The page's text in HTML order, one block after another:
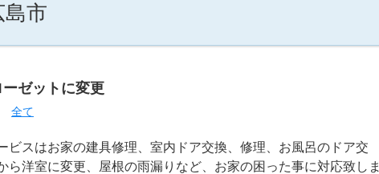
島市
ゼットに変更
全て
ビスはお家の建具修理、室内ドア交換、修理、お風呂のドア交
ら洋室に変更、屋根の雨漏りなど、お家の困った事に対応致しま